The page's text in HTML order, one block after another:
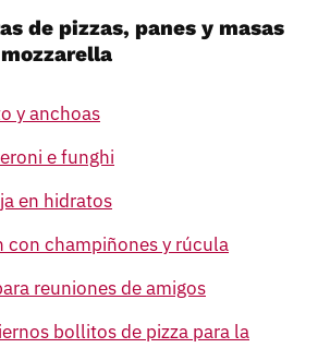
de pizzas, panes y masas
y anchoas
e funghi
en hidratos
con champiñones y rúcula
reuniones de amigos
bollitos de pizza para la